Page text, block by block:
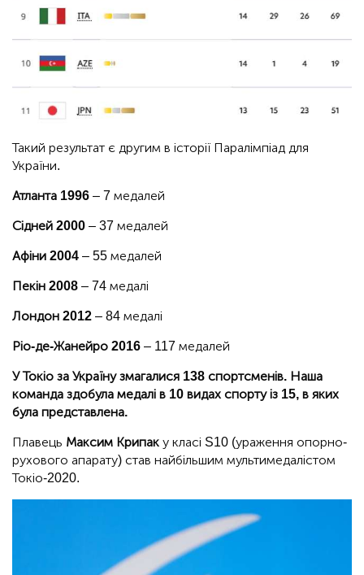
Такий результат є другим в історії Паралімпіад для
України.
Атланта 1996 – 7 медалей
Сідней 2000 – 37 медалей
Афіни 2004 – 55 медалей
Пекін 2008 – 74 медалі
Лондон 2012 – 84 медалі
Ріо-де-Жанейро 2016 – 117 медалей
У Токіо за Україну змагалися 138 спортсменів. Наша
команда здобула медалі в 10 видах спорту із 15, в яких
була представлена.
Плавець Максим Крипак у класі S10 (ураження опорно-
рухового апарату) став найбільшим мультимедалістом
Токіо-2020.